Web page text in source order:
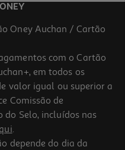
Verde
Oney Auchan / Cartão
com o Cartão
em todos os
valor igual ou superior a
Comissão de
do Selo, incluídos nas
.
depende do dia da